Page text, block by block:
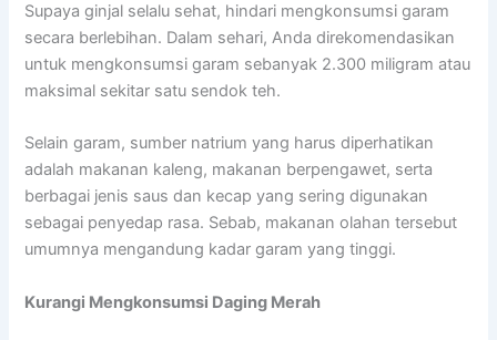
Supaya ginjal selalu sehat, hindari mengkonsumsi garam
secara berlebihan. Dalam sehari, Anda direkomendasikan
untuk mengkonsumsi garam sebanyak 2.300 miligram atau
maksimal sekitar satu sendok teh.
Selain garam, sumber natrium yang harus diperhatikan
adalah makanan kaleng, makanan berpengawet, serta
berbagai jenis saus dan kecap yang sering digunakan
sebagai penyedap rasa. Sebab, makanan olahan tersebut
umumnya mengandung kadar garam yang tinggi.
Kurangi Mengkonsumsi Daging Merah